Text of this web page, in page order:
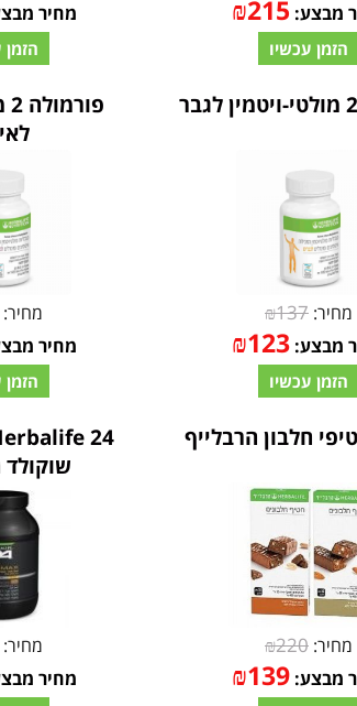
מבצע: ₪215
הזמן עכשיו
מחיר
הזמן
מחיר: ₪137
מבצע: ₪123
הזמן עכשיו
מחיר:
מחיר
הזמן
חלבון הרבלייף
מחיר: ₪220
מבצע: ₪139
24
שוקולד
מחיר:
מחיר